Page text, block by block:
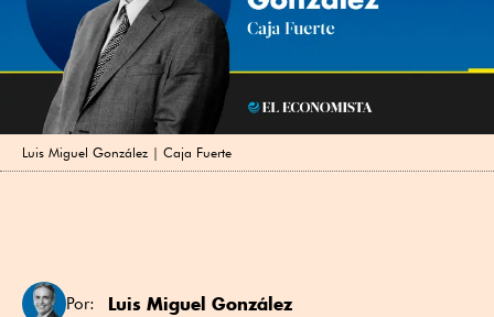
Luis Miguel González | Caja Fuerte
Por: Luis Miguel González